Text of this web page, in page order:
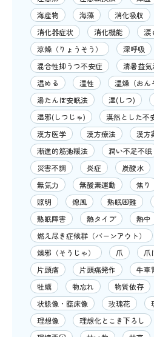
海産物
海藻 消化吸収
消化器症状
消化機能
涙
涼燥（りょうそう）
深呼吸
混合性抑うつ不安症
清暑益気
温める
温性 温燥（おん
湯たんぽ安眠法
湿(しつ)
湿邪(しつじゃ)
漠然とした不
漢方医学
漢方療法
漢方
漸進的筋弛緩法
潤い不足不眠
災害不調
炎症 炭酸水
無気力
無酸素運動 焦り
照明
熄風 熟眠困難
熟眠障害
熱タイプ 熱中
燃え尽き症候群（バーンアウト）
燥邪（そうじゃ）
爪 爪
片頭痛
片頭痛発作 牛車
牡蠣
物忘れ 物質依存
状態像・臨床像
玫瑰花
理想像
理想化とこき下ろし